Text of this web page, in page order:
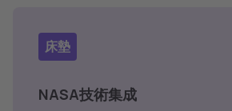
床墊
NASA技術集成